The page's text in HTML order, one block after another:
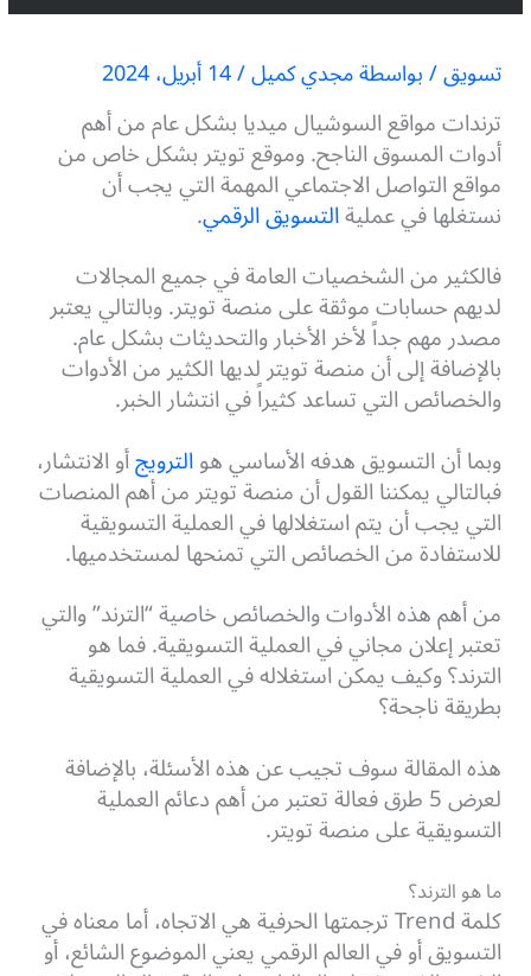
تسويق/ بواسطةمجدي كميل/14 أبريل، 2024
ترندات مواقع السوشيال ميديا بشكل عام من أهم
أدوات المسوق الناجح. وموقع تويتر بشكل خاص من
مواقع التواصل الاجتماعي المهمة التي يجب أن
نستغلها في عمليةالتسويق الرقمي.
فالكثير من الشخصيات العامة في جميع المجالات
لديهم حسابات موثقة على منصة تويتر. وبالتالي يعتبر
مصدر مهم جداً لأخر الأخبار والتحديثات بشكل عام.
بالإضافة إلى أن منصة تويتر لديها الكثير من الأدوات
والخصائص التي تساعد كثيراً في انتشار الخبر.
وبما أن التسويق هدفه الأساسي هوالترويجأو الانتشار،
فبالتالي يمكننا القول أن منصة تويتر من أهم المنصات
التي يجب أن يتم استغلالها في العملية التسويقية
للاستفادة من الخصائص التي تمنحها لمستخدميها.
من أهم هذه الأدوات والخصائص خاصية “الترند” والتي
تعتبر إعلان مجاني في العملية التسويقية. فما هو
الترند؟ وكيف يمكن استغلاله في العملية التسويقية
بطريقة ناجحة؟
هذه المقالة سوف تجيب عن هذه الأسئلة، بالإضافة
لعرض 5 طرق فعالة تعتبر من أهم دعائم العملية
التسويقية على منصة تويتر.
ما هو الترند؟
كلمة Trend ترجمتها الحرفية هي الاتجاه، أما معناه في
التسويق أو في العالم الرقمي يعني الموضوع الشائع، أو